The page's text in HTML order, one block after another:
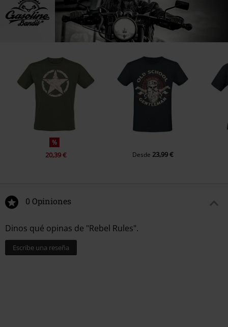
%
20,39 € Desde 23,99 €
0 Opiniones
Dinos qué opinas de "Rebel Rules".
Escribe una reseña